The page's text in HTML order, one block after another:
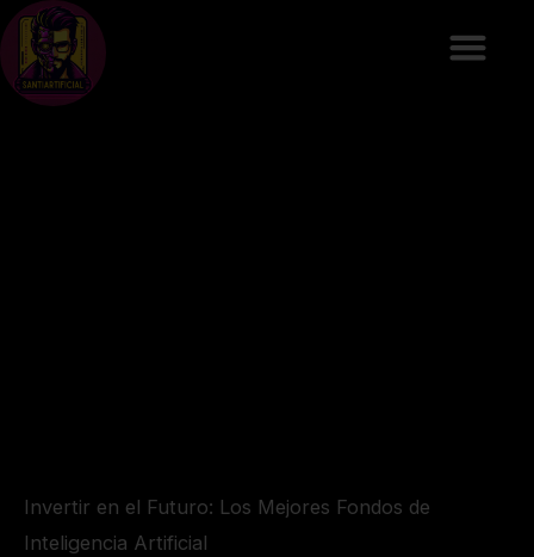
Ir
contenido
Invertir en el Futuro: Los Mejores Fondos de
Inteligencia Artificial